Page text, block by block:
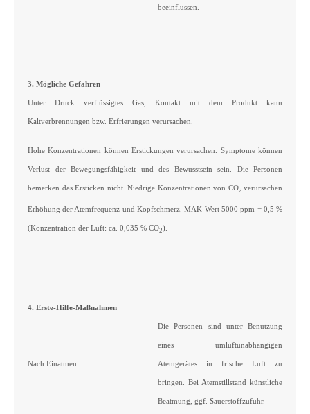
beeinflussen.
3. Mögliche Gefahren
Unter Druck verflüssigtes Gas, Kontakt mit dem Produkt kann
Kaltverbrennungen bzw. Erfrierungen verursachen.
Hohe Konzentrationen können Erstickungen verursachen. Symptome können
Verlust der Bewegungsfähigkeit und des Bewusstsein sein. Die Personen
bemerken das Ersticken nicht. Niedrige Konzentrationen von CO2 verursachen
Erhöhung der Atemfrequenz und Kopfschmerz. MAK-Wert 5000 ppm = 0,5 %
(Konzentration der Luft: ca. 0,035 % CO2).
4. Erste-Hilfe-Maßnahmen
Nach Einatmen:
Die Personen sind unter Benutzung
eines umluftunabhängigen
Atemgerätes in frische Luft zu
bringen. Bei Atemstillstand künstliche
Beatmung, ggf. Sauerstoffzufuhr.